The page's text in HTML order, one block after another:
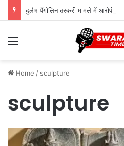
दुर्लभ पैंगोलिन तस्करी मामले में आरोपी की
Menu
Home / sculpture
sculpture